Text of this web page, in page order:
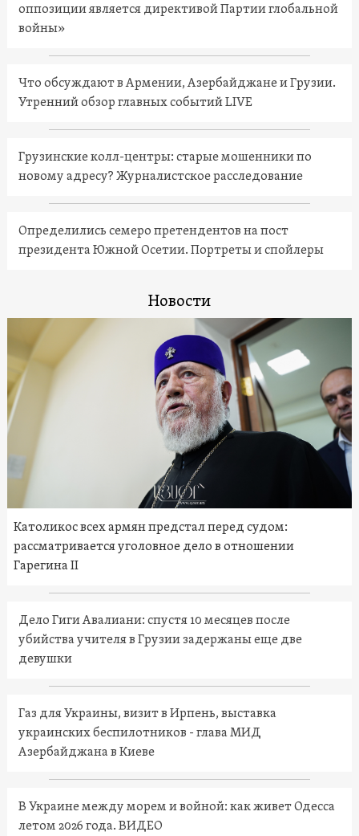
оппозиции является директивой Партии глобальной
войны»
Что обсуждают в Армении, Азербайджане и Грузии.
Утренний обзор главных событий LIVE
Грузинские колл-центры: старые мошенники по
новому адресу? Журналистское расследование
Определились семеро претендентов на пост
президента Южной Осетии. Портреты и спойлеры
Новости
Католикос всех армян предстал перед судом:
рассматривается уголовное дело в отношении
Гарегина II
Дело Гиги Авалиани: спустя 10 месяцев после
убийства учителя в Грузии задержаны еще две
девушки
Газ для Украины, визит в Ирпень, выставка
украинских беспилотников - глава МИД
Азербайджана в Киеве
В Украине между морем и войной: как живет Одесса
летом 2026 года. ВИДЕО